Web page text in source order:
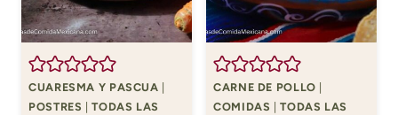
CUARESMA Y PASCUA |
POSTRES |TODAS LAS
CARNE DE POLLO |
COMIDAS |TODAS LAS